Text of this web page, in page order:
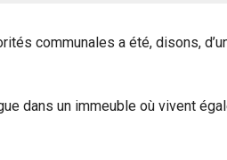
communales a été, disons,
dans un immeuble où vivent